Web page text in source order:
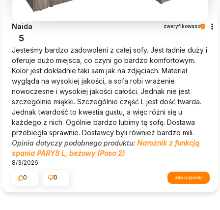
Naida zweryfikowano
5
Jesteśmy bardzo zadowoleni z całej sofy. Jest ładnie duży i
oferuje dużo miejsca, co czyni go bardzo komfortowym.
Kolor jest dokładnie taki sam jak na zdjęciach. Materiał
wygląda na wysokiej jakości, a sofa robi wrażenie
nowoczesne i wysokiej jakości całości. Jednak nie jest
szczególnie miękki. Szczególnie część L jest dość twarda.
Jednak twardość to kwestia gustu, a więc różni się u
każdego z nich. Ogólnie bardzo lubimy tę sofę. Dostawa
przebiegła sprawnie. Dostawcy byli również bardzo mili.
Opinia dotyczy podobnego produktu: Narożnik z funkcją
spania PARYS L, beżowy (Poso 2)
8/3/2026
0
0 zobacz produkt